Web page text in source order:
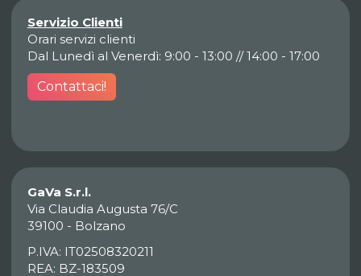
Servizio Clienti
Orari servizi clienti
Dal Lunedì al Venerdì: 9:00 - 13:00 // 14:00 - 17:00
Contattaci!
GaVa S.r.l.
Via Claudia Augusta 76/C
39100 - Bolzano
P.IVA: IT02508320211
REA: BZ-183509